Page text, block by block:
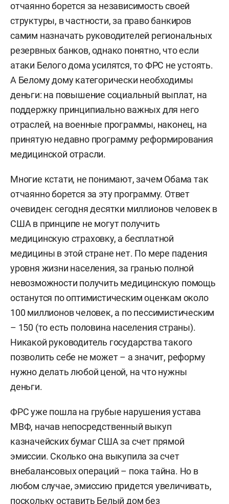
отчаянно борется за независимость своей
структуры, в частности, за право банкиров
самим назначать руководителей региональных
резервных банков, однако понятно, что если
атаки Белого дома усилятся, то ФРС не устоять.
А Белому дому категорически необходимы
деньги: на повышение социальный выплат, на
поддержку принципиально важных для него
отраслей, на военные программы, наконец, на
принятую недавно программу реформирования
медицинской отрасли.
Многие кстати, не понимают, зачем Обама так
отчаянно борется за эту программу. Ответ
очевиден: сегодня десятки миллионов человек в
США в принципе не могут получить
медицинскую страховку, а бесплатной
медицины в этой стране нет. По мере падения
уровня жизни населения, за гранью полной
невозможности получить медицинскую помощь
останутся по оптимистическим оценкам около
100 миллионов человек, а по пессимистическим
– 150 (то есть половина населения страны).
Никакой руководитель государства такого
позволить себе не может – а значит, реформу
нужно делать любой ценой, на что нужны
деньги.
ФРС уже пошла на грубые нарушения устава
МВФ, начав непосредственный выкуп
казначейских бумаг США за счет прямой
эмиссии. Сколько она выкупила за счет
внебалансовых операций – пока тайна. Но в
любом случае, эмиссию придется увеличивать,
поскольку оставить Белый дом без